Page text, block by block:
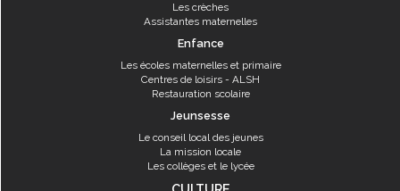
Les crèches
Assistantes maternelles
Enfance
Les écoles maternelles et primaire
Centres de loisirs - ALSH
Restauration scolaire
Jeunsesse
Le conseil local des jeunes
La mission locale
Les collèges et le lycée